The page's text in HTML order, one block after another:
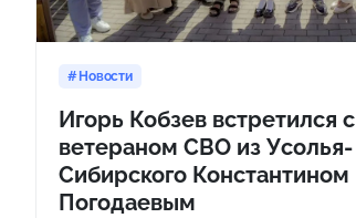
Новости
Игорь Кобзев встретился с
ветераном СВО из Усолья-
Сибирского Константином
Погодаевым